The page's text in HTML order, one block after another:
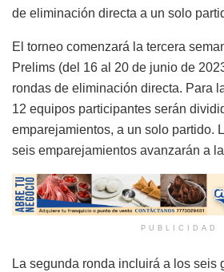
de eliminación directa a un solo
El torneo comenzará la tercera
Prelims (del 16 al 20 de junio de
rondas de eliminación directa. Para
12 equipos participantes serán
emparejamientos, a un solo partido.
seis emparejamientos avanzarán a
PUBLICIDAD
La segunda ronda incluirá a los seis